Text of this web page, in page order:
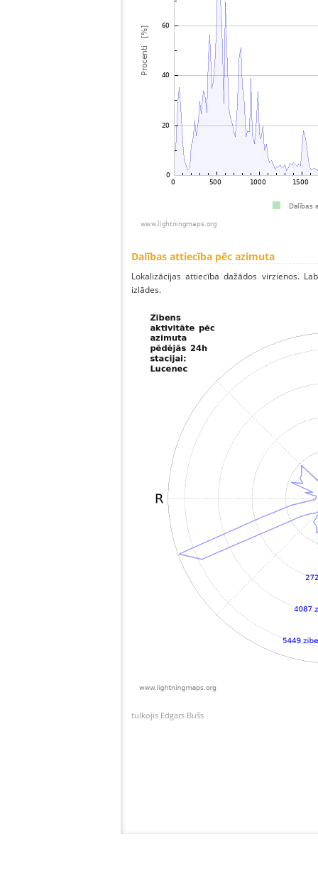
Dalības attiecība pēc azimuta
Lokalizācijas attiecība dažādos virzienos.
izlādes.
tulkojis Edgars Bušs